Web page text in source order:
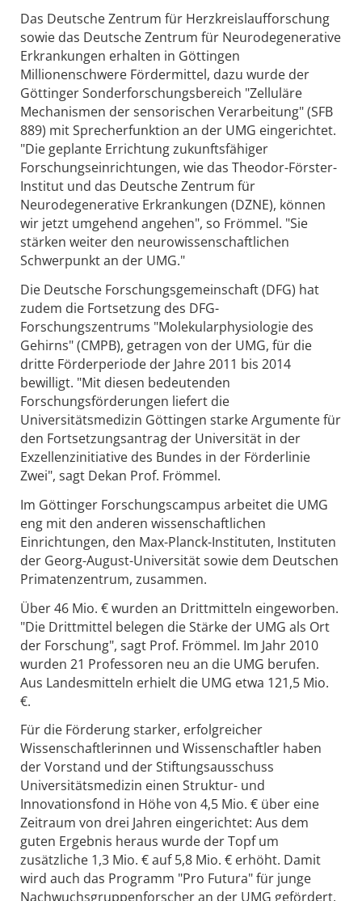
Das Deutsche Zentrum für Herzkreislaufforschung
sowie das Deutsche Zentrum für Neurodegenerative
Erkrankungen erhalten in Göttingen
Millionenschwere Fördermittel, dazu wurde der
Göttinger Sonderforschungsbereich "Zelluläre
Mechanismen der sensorischen Verarbeitung" (SFB
889) mit Sprecherfunktion an der UMG eingerichtet.
"Die geplante Errichtung zukunftsfähiger
Forschungseinrichtungen, wie das Theodor-Förster-
Institut und das Deutsche Zentrum für
Neurodegenerative Erkrankungen (DZNE), können
wir jetzt umgehend angehen", so Frömmel. "Sie
stärken weiter den neurowissenschaftlichen
Schwerpunkt an der UMG."
Die Deutsche Forschungsgemeinschaft (DFG) hat
zudem die Fortsetzung des DFG-
Forschungszentrums "Molekularphysiologie des
Gehirns" (CMPB), getragen von der UMG, für die
dritte Förderperiode der Jahre 2011 bis 2014
bewilligt. "Mit diesen bedeutenden
Forschungsförderungen liefert die
Universitätsmedizin Göttingen starke Argumente für
den Fortsetzungsantrag der Universität in der
Exzellenzinitiative des Bundes in der Förderlinie
Zwei", sagt Dekan Prof. Frömmel.
Im Göttinger Forschungscampus arbeitet die UMG
eng mit den anderen wissenschaftlichen
Einrichtungen, den Max-Planck-Instituten, Instituten
der Georg-August-Universität sowie dem Deutschen
Primatenzentrum, zusammen.
Über 46 Mio. € wurden an Drittmitteln eingeworben.
"Die Drittmittel belegen die Stärke der UMG als Ort
der Forschung", sagt Prof. Frömmel. Im Jahr 2010
wurden 21 Professoren neu an die UMG berufen.
Aus Landesmitteln erhielt die UMG etwa 121,5 Mio.
€.
Für die Förderung starker, erfolgreicher
Wissenschaftlerinnen und Wissenschaftler haben
der Vorstand und der Stiftungsausschuss
Universitätsmedizin einen Struktur- und
Innovationsfond in Höhe von 4,5 Mio. € über eine
Zeitraum von drei Jahren eingerichtet: Aus dem
guten Ergebnis heraus wurde der Topf um
zusätzliche 1,3 Mio. € auf 5,8 Mio. € erhöht. Damit
wird auch das Programm "Pro Futura" für junge
Nachwuchsgruppenforscher an der UMG gefördert.